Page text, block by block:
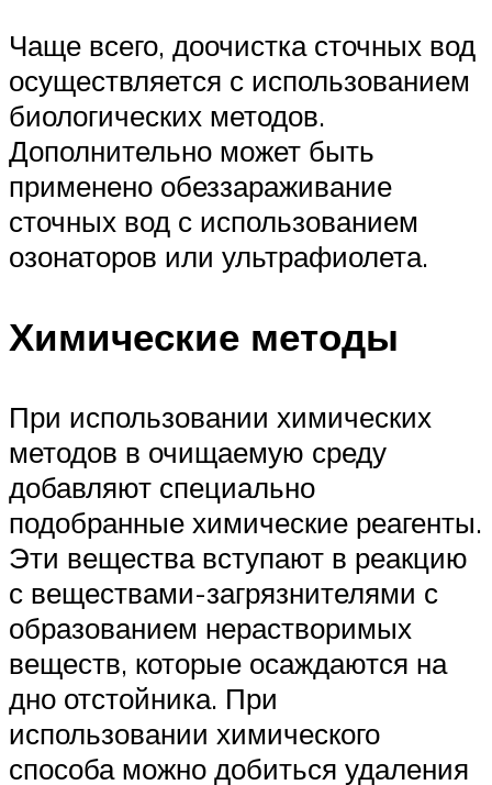
Чаще всего, доочистка сточных вод
осуществляется с использованием
биологических методов.
Дополнительно может быть
применено обеззараживание
сточных вод с использованием
озонаторов или ультрафиолета.
Химические методы
При использовании химических
методов в очищаемую среду
добавляют специально
подобранные химические реагенты.
Эти вещества вступают в реакцию
с веществами-загрязнителями с
образованием нерастворимых
веществ, которые осаждаются на
дно отстойника. При
использовании химического
способа можно добиться удаления